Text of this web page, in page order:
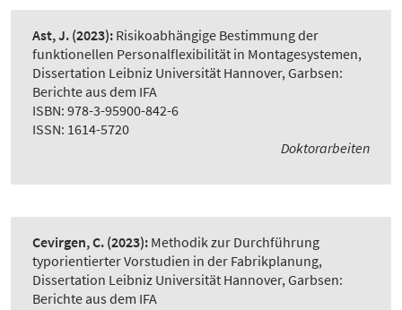
Ast, J. (2023): Risikoabhängige Bestimmung der
funktionellen Personalflexibilität in Montagesystemen,
Dissertation Leibniz Universität Hannover, Garbsen:
Berichte aus dem IFA
ISBN: 978-3-95900-842-6
ISSN: 1614-5720
Doktorarbeiten
Cevirgen, C. (2023): Methodik zur Durchführung
typorientierter Vorstudien in der Fabrikplanung,
Dissertation Leibniz Universität Hannover, Garbsen:
Berichte aus dem IFA